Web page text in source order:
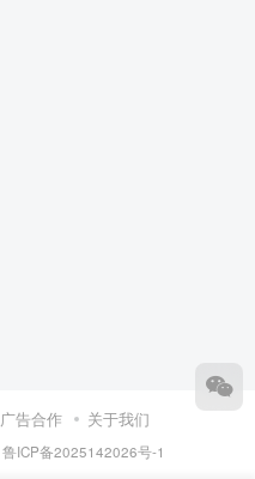
广告合作 关于我们
鲁ICP备2025142026号-1